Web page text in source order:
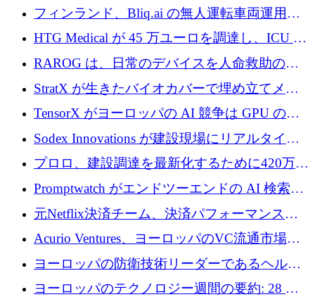
が 7 億ドルを調達
フィンランド、Bliq.ai の無人運転車両運用を
認可
HTG Medical が 45 万ユーロを調達し、ICU の
尿モニタリングを自動化するための MDR 認
証を獲得
RAROG は、日常のデバイスを人命救助の救
助ビーコンに変えるために 16 万 2,000 ユーロ
StratX が生きたバイオカバーで埋め立てメタ
ン対策に 119 万ドルを調達
TensorX がヨーロッパの AI 競争は GPU の所
有者によって決まると考える理由
Sodex Innovations が建設現場にリアルタイム
のインテリジェンスをもたらすために 400 万
ユーロを確保
プロロ、建設調達を最新化するために420万ポ
ンドを調達
Promptwatch がエンドツーエンドの AI 検索最
適化プラットフォームを拡張するために 600
万ユーロを調達
元Netflix決済チーム、決済パフォーマンスプ
ラットフォームNopanのためにこれまでに720
万ユーロを調達
Acurio Ventures、ヨーロッパのVC流通市場の
流動性を解放するために1億1,500万ユーロの
ファンドを立ち上げる
ヨーロッパの防衛技術リーダーであるヘルシ
ングは、180億ドルの評価額で18億ドルのシリ
ヨーロッパのテクノロジー週間の要約: 28 億